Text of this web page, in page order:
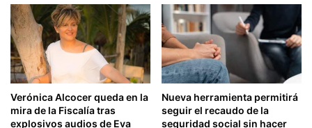
Verónica Alcocer queda en la
mira de la Fiscalía tras
explosivos audios de Eva
Nueva herramienta permitirá
seguir el recaudo de la
seguridad social sin hacer